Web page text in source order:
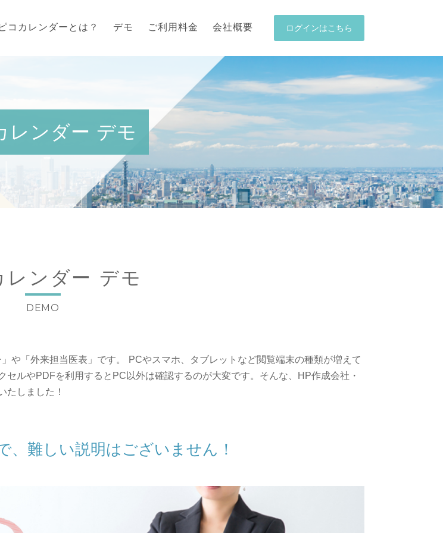
ログインはこちら
ピコカレンダーとは？ デモ ご利用料金 会社概要
レンダー デモ
レンダー デモ
DEMO
や「外来担当医表」です。 PCやスマホ、タブレットなど閲覧端末の種類が増えて
ルやPDFを利用するとPC以外は確認するのが大変です。そんな、HP作成会社・
しました！
、難しい説明はございません！